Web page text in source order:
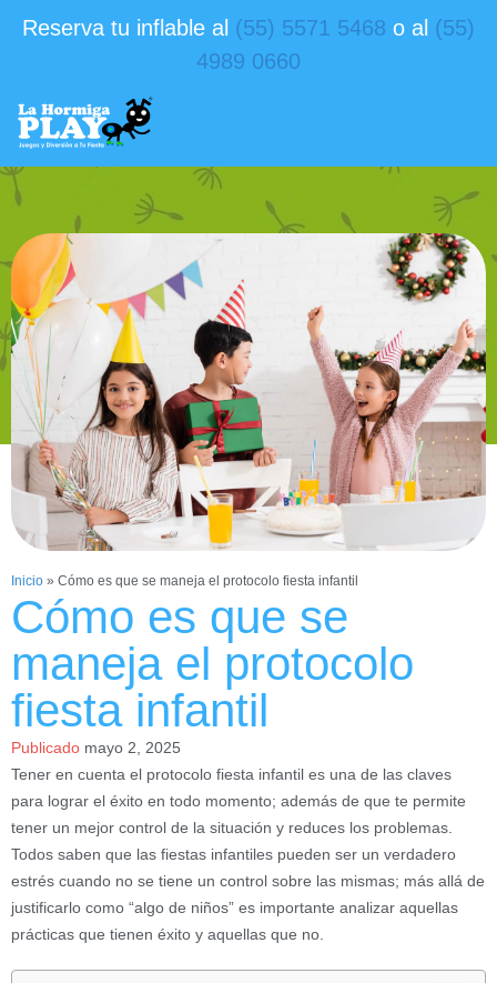
Reserva tu inflable al (55) 5571 5468 o al (55)
4989 0660
Inicio » Cómo es que se maneja el protocolo fiesta infantil
Cómo es que se
maneja el protocolo
fiesta infantil
Publicado mayo 2, 2025
Tener en cuenta el protocolo fiesta infantil es una de las claves
para lograr el éxito en todo momento; además de que te permite
tener un mejor control de la situación y reduces los problemas.
Todos saben que las fiestas infantiles pueden ser un verdadero
estrés cuando no se tiene un control sobre las mismas; más allá de
justificarlo como “algo de niños” es importante analizar aquellas
prácticas que tienen éxito y aquellas que no.